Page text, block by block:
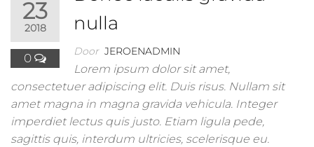
23
2018
0
nulla
Door JEROENADMIN
Lorem ipsum dolor sit amet,
consectetuer adipiscing elit. Duis risus. Nullam sit
amet magna in magna gravida vehicula. Integer
imperdiet lectus quis justo. Etiam ligula pede,
sagittis quis, interdum ultricies, scelerisque eu.